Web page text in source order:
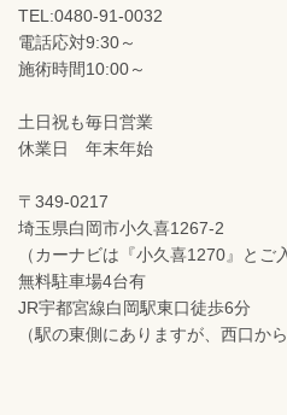
TEL:0480-91-0032
電話応対9:30～
施術時間10:00～
土日祝も毎日営業
休業日 年末年始
〒349-0217
埼玉県白岡市小久喜1267-2
（カーナビは『小久喜1270』とご
無料駐車場4台有
JR宇都宮線白岡駅東口徒歩6分
（駅の東側にありますが、西口か